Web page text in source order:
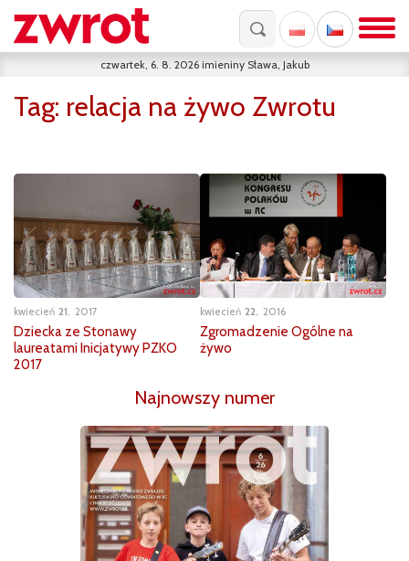
czwartek, 6. 8. 2026 imieniny Sława, Jakub
Tag: relacja na żywo Zwrotu
kwiecień 21 2017
Dziecka ze Stonawy
laureatami Inicjatywy PZKO
2017
kwiecień 22 2016
Zgromadzenie Ogólne na
żywo
Najnowszy numer